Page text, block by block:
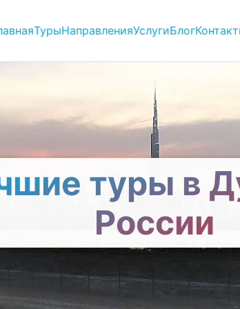
ТурыНаправленияУслугиБлог
туры в
России